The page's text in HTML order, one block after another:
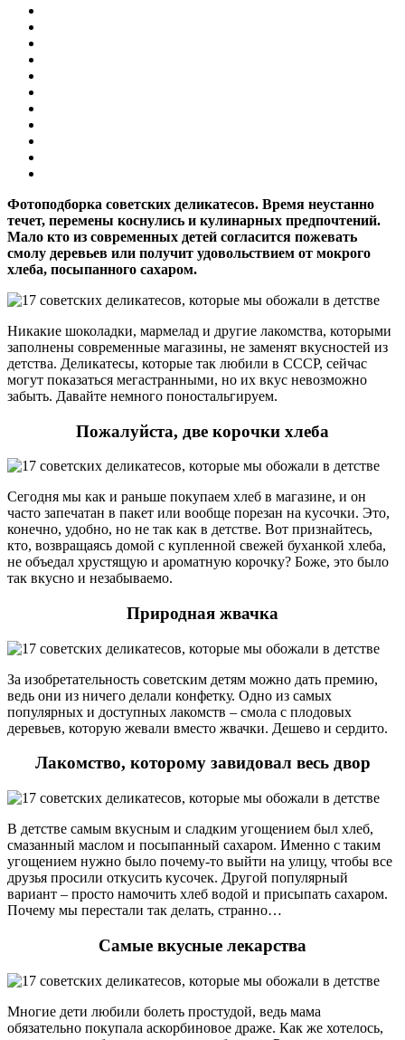
Фотоподборка советских деликатесов. Время неустанно
течет, перемены коснулись и кулинарных предпочтений.
Мало кто из современных детей согласится пожевать
смолу деревьев или получит удовольствием от мокрого
хлеба, посыпанного сахаром.
Никакие шоколадки, мармелад и другие лакомства, которыми
заполнены современные магазины, не заменят вкусностей из
детства. Деликатесы, которые так любили в СССР, сейчас
могут показаться мегастранными, но их вкус невозможно
забыть. Давайте немного поностальгируем.
Пожалуйста, две корочки хлеба
Сегодня мы как и раньше покупаем хлеб в магазине, и он
часто запечатан в пакет или вообще порезан на кусочки. Это,
конечно, удобно, но не так как в детстве. Вот признайтесь,
кто, возвращаясь домой с купленной свежей буханкой хлеба,
не объедал хрустящую и ароматную корочку? Боже, это было
так вкусно и незабываемо.
Природная жвачка
За изобретательность советским детям можно дать премию,
ведь они из ничего делали конфетку. Одно из самых
популярных и доступных лакомств – смола с плодовых
деревьев, которую жевали вместо жвачки. Дешево и сердито.
Лакомство, которому завидовал весь двор
В детстве самым вкусным и сладким угощением был хлеб,
смазанный маслом и посыпанный сахаром. Именно с таким
угощением нужно было почему-то выйти на улицу, чтобы все
друзья просили откусить кусочек. Другой популярный
вариант – просто намочить хлеб водой и присыпать сахаром.
Почему мы перестали так делать, странно…
Самые вкусные лекарства
Многие дети любили болеть простудой, ведь мама
обязательно покупала аскорбиновое драже. Как же хотелось,